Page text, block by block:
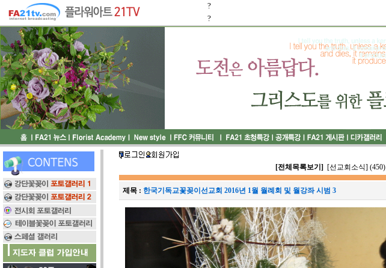
?
?
[전체목록보기] [선교회소식] (450)
제목 : 한국기독교꽃꽂이선교회 2016년 1월 월례회 및 월강좌 시범 3